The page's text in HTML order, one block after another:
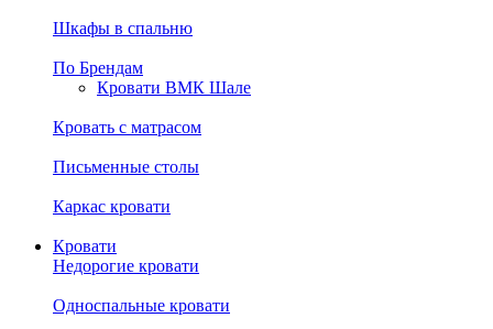
Шкафы в спальню
По Брендам
Кровати ВМК Шале
Кровать с матрасом
Письменные столы
Каркас кровати
Кровати
Недорогие кровати
Односпальные кровати